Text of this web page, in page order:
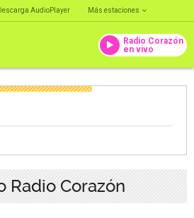
AudioPlayer Más estaciones
Radio Corazón
en vivo
Radio Corazón